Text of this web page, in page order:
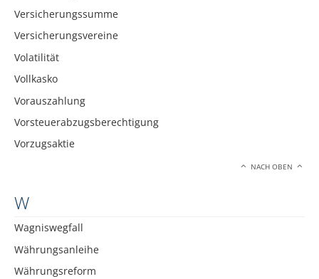
Versicherungssumme
Versicherungsvereine
Volatilität
Vollkasko
Vorauszahlung
Vorsteuerabzugsberechtigung
Vorzugsaktie
NACH OBEN
W
Wagniswegfall
Währungsanleihe
Währungsreform